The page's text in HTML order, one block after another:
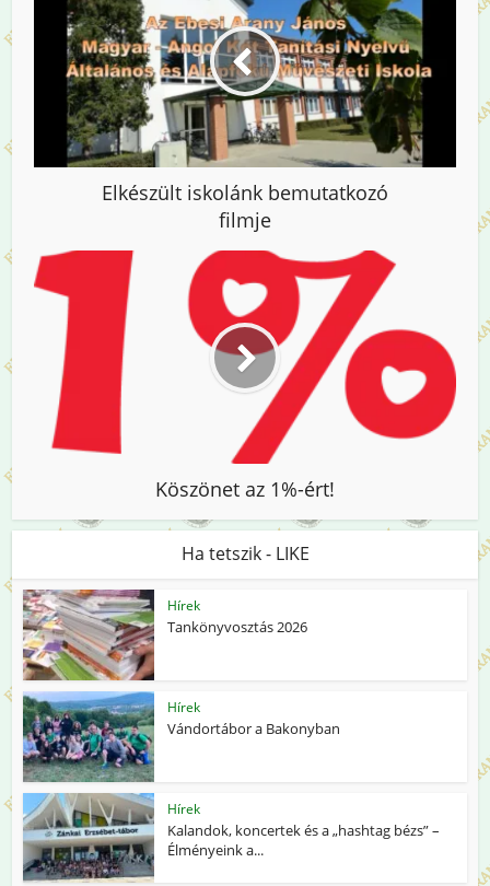
Elkészült iskolánk bemutatkozó
filmje
Köszönet az 1%-ért!
Ha tetszik - LIKE
Hírek
Tankönyvosztás 2026
Hírek
Vándortábor a Bakonyban
Hírek
Kalandok, koncertek és a „hashtag bézs” –
Élményeink a...